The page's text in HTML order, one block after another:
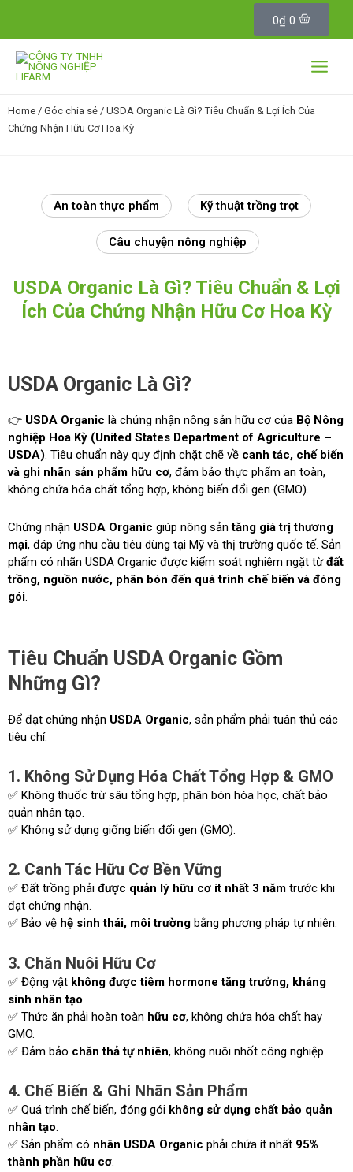
content
0₫ 0
C
a
t
Home / Góc chia sẻ / USDA Organic Là Gì? Tiêu Chuẩn & Lợi Ích Của
Chứng Nhận Hữu Cơ Hoa Kỳ
An toàn thực phẩm Kỹ thuật trồng trọt
Câu chuyện nông nghiệp
USDA Organic Là Gì? Tiêu Chuẩn & Lợi
Ích Của Chứng Nhận Hữu Cơ Hoa Kỳ
USDA Organic Là Gì?
👉 USDA Organic là chứng nhận nông sản hữu cơ của Bộ Nông
nghiệp Hoa Kỳ (United States Department of Agriculture –
USDA) . Tiêu chuẩn này quy định chặt chẽ về canh tác, chế biến
và ghi nhãn sản phẩm hữu cơ, đảm bảo thực phẩm an toàn,
không chứa hóa chất tổng hợp, không biến đổi gen (GMO).
Chứng nhận USDA Organic giúp nông sảntăng giá trị thương
mại, đáp ứng nhu cầu tiêu dùng tại Mỹ và thị trường quốc tế. Sản
phẩm có nhãn USDA Organic được kiểm soát nghiêm ngặt từđất
trồng, nguồn nước, phân bón đến quá trình chế biến và đóng
gói.
Tiêu Chuẩn USDA Organic Gồm
Những Gì?
Để đạt chứng nhận USDA Organic, sản phẩm phải tuân thủ các
tiêu chí:
1. Không Sử Dụng Hóa Chất Tổng Hợp & GMO
✅ Không thuốc trừ sâu tổng hợp, phân bón hóa học, chất bảo
quản nhân tạo.
✅ Không sử dụng giống biến đổi gen (GMO).
2. Canh Tác Hữu Cơ Bền Vững
✅ Đất trồng phải được quản lý hữu cơ ít nhất 3 năm trước khi
đạt chứng nhận.
✅ Bảo vệ hệ sinh thái, môi trường bằng phương pháp tự nhiên.
3. Chăn Nuôi Hữu Cơ
✅ Động vật không được tiêm hormone tăng trưởng, kháng
sinh nhân tạo
✅ Thức ăn phải hoàn toàn hữu cơ, không chứa hóa chất hay
GMO.
✅ Đảm bảo chăn thả tự nhiên, không nuôi nhốt công nghiệp.
4. Chế Biến & Ghi Nhãn Sản Phẩm
✅ Quá trình chế biến, đóng gói không sử dụng chất bảo quản
nhân tạo.
✅ Sản phẩm có nhãn USDA Organic phải chứa ít nhất 95%
thành phần hữu cơ.